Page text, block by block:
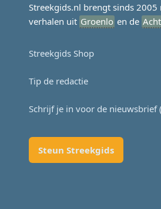
Streekgids.nl brengt sinds
verhalen uit Groenlo en de
Streekgids Shop
Tip de redactie
Schrijf je in voor de nieuwsbrief
Steun Streekgids